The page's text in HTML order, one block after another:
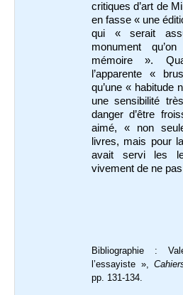
critiques d’art de
en fasse « une
qui « serait
monument
mémoire ».
l’apparente «
qu’une « habitude
une sensibilité
danger d’être
aimé, « non
livres, mais pour
avait servi les
vivement de ne
Bibliographie :
l’essayiste »,
pp. 131-134.